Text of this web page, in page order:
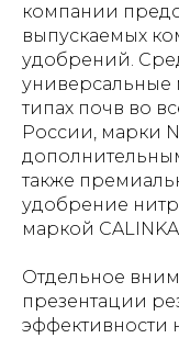
компании
выпускаемых
удобрений.
универсальные
типах почв во
России, марки
также
удобрение
маркой
Отдельное
презентации
эффективности